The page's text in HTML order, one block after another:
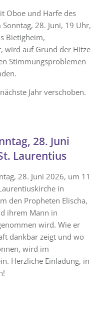
Oboe und Harfe des
Sonntag, 28. Juni, 19 Uhr,
Bietigheim,
wird auf Grund der Hitze
Stimmungsproblemen
Jahr verschoben.
28. Juni
Laurentius
28. Juni 2026, um 11
in
den Propheten Elischa,
ihrem Mann in
wird. Wie er
dankbar zeigt und wo
wird im
Herzliche Einladung, in